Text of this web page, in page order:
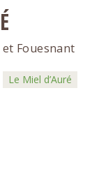
Fouesnant
Le Miel d’Auré